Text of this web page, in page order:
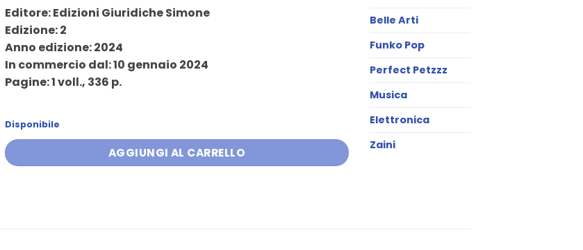
originale
25,00 €.
attuale
Editore: Edizioni Giuridiche Simone
Edizione: 2
Anno edizione: 2024
In commercio dal: 10 gennaio 2024
Pagine: 1 voll., 336 p.
Disponibile
AGGIUNGI AL CARRELLO
Belle Arti
Funko Pop
Perfect Petzzz
Musica
Elettronica
Zaini